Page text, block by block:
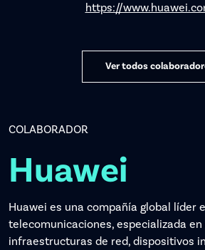
https://
Ver todos
COLABORADOR
Huawei
Huawei es una compañía global líder
telecomunicaciones, especializada
infraestructuras de red, dispositivos